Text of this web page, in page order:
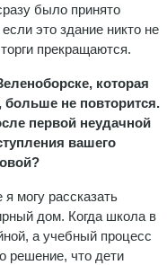
было принято
это здание никто не
прекращаются.
которая
не повторится.
первой неудачной
вашего
могу рассказать
дом. Когда школа в
а учебный процесс
решение, что дети